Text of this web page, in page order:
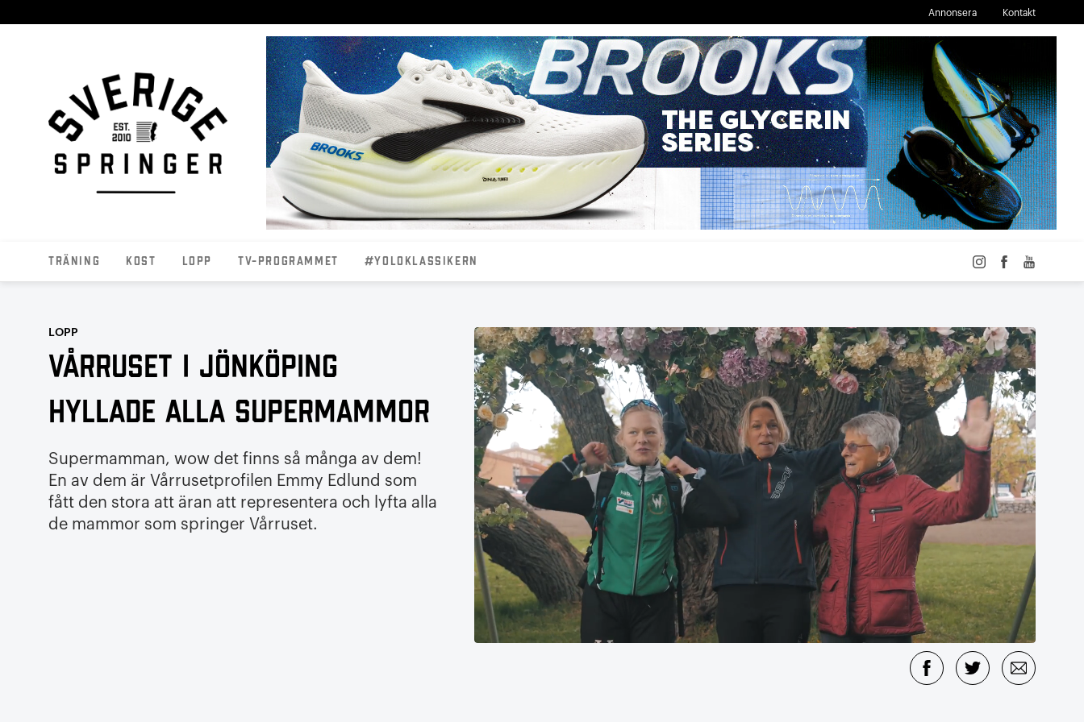
Annonsera Kontakt
Träning Kost Lopp TV-programmet #YOLOKLASSIKERN
LOPP
Vårruset i Jönköping
hyllade alla supermammor
Supermamman, wow det finns så många av dem!
En av dem är Vårrusetprofilen Emmy Edlund som
fått den stora att äran att representera och lyfta alla
de mammor som springer Vårruset.